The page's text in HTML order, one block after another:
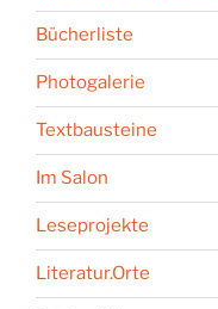
Bücherliste
Photogalerie
Textbausteine
Im Salon
Leseprojekte
Literatur.Orte